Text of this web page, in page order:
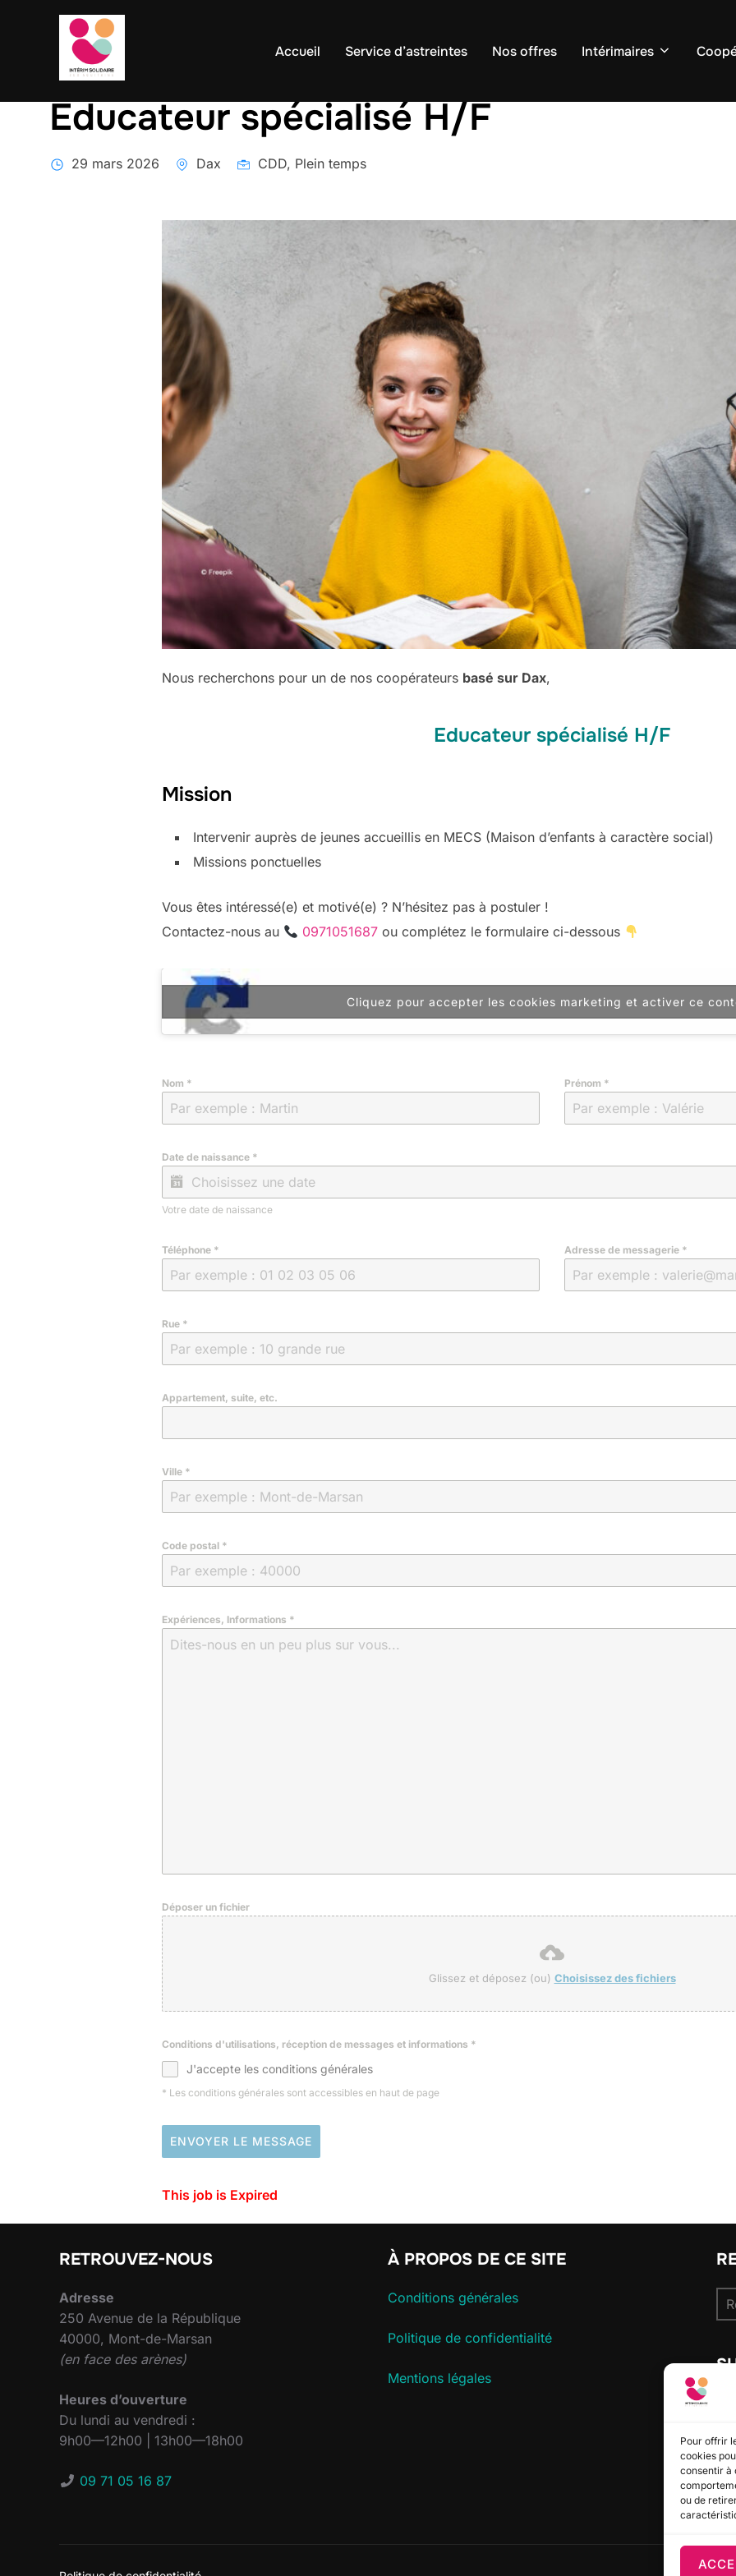
Pour offrir
cookies
consentir à
ou de
Accueil Service d’astreintes Nos offres Intérimaires
Educateur spécialisé H/F
29 mars 2026 Dax CDD, Plein temps
Nous recherchons pour un de nos coopérateurs basé sur Dax,
Educateur spécialisé H/F
Mission
Intervenir auprès de jeunes accueillis en MECS (Maison d’enfants à caractère social)
Missions ponctuelles
Vous êtes intéressé(e) et motivé(e) ? N’hésitez pas à postuler !
Contactez-nous au
0971051687 ou complétez le formulaire ci-dessous
Cliquez pour accepter les cookies marketing et activer ce
Nom * Prénom *
Date de naissance *
Votre date de naissance
Téléphone * Adresse de messagerie *
Rue *
Appartement, suite, etc.
Ville *
Code postal *
Expériences, Informations *
Déposer un fichier
Glissez et déposez (ou) Choisissez des fichiers
Conditions d'utilisations, réception de messages et informations *
J'accepte les conditions générales
* Les conditions générales sont accessibles en haut de page
ENVOYER LE MESSAGE
This job is Expired
RETROUVEZ-NOUS
Adresse
250 Avenue de la République
40000, Mont-de-Marsan
(en face des arènes)
Heures d’ouverture
Du lundi au vendredi :
9h00—12h00 | 13h00—18h00
09 71 05 16 87
À PROPOS DE CE SITE
Conditions générales
Politique de confidentialité
Mentions légales